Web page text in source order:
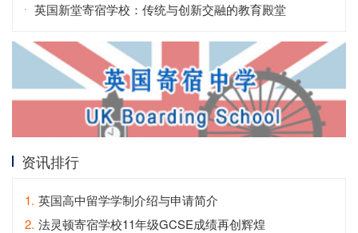
郡）
英国新堂寄宿学校：传统与创新交融的教育殿堂
资讯排行
1. 英国高中留学学制介绍与申请简介
2. 法灵顿寄宿学校11年级GCSE成绩再创辉煌